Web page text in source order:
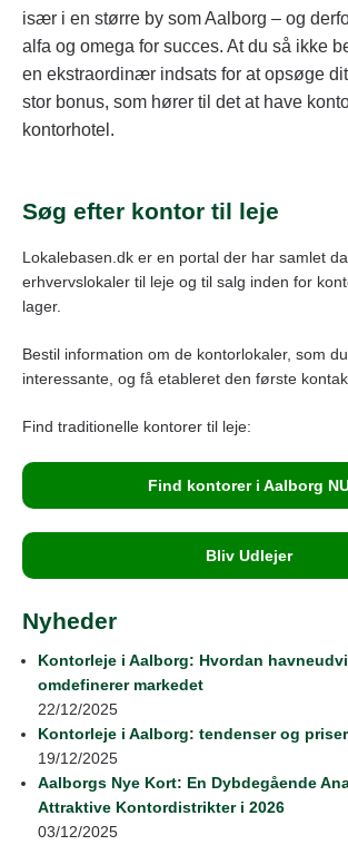
især i en større by som Aalborg – og
alfa og omega for succes. At du så ikke
en ekstraordinær indsats for at opsøge
stor bonus, som hører til det at have
kontorhotel.
Søg efter kontor til leje
Lokalebasen.dk er en portal der har samlet
erhvervslokaler til leje og til salg inden for
lager.
Bestil information om de kontorlokaler, som
interessante, og få etableret den første
Find traditionelle kontorer til leje:
Find kontorer i Aalborg
Bliv Udlejer
Nyheder
Kontorleje i Aalborg: Hvordan
omdefinerer markedet
22/12/2025
Kontorleje i Aalborg: tendenser og
19/12/2025
Aalborgs Nye Kort: En Dybdegående
Attraktive Kontordistrikter i 2026
03/12/2025